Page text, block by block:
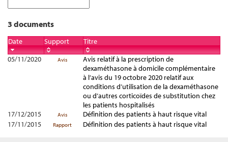
3 documents
Date Support
Titre
05/11/2020
Avis
Avis relatif à la prescription de
dexaméthasone à domicile complémentaire
à l’avis du 19 octobre 2020 relatif aux
conditions d’utilisation de la dexaméthasone
ou d’autres corticoïdes de substitution chez
les patients hospitalisés
17/12/2015
Avis
Définition des patients à haut risque vital
17/11/2015
Rapport Définition des patients à haut risque vital